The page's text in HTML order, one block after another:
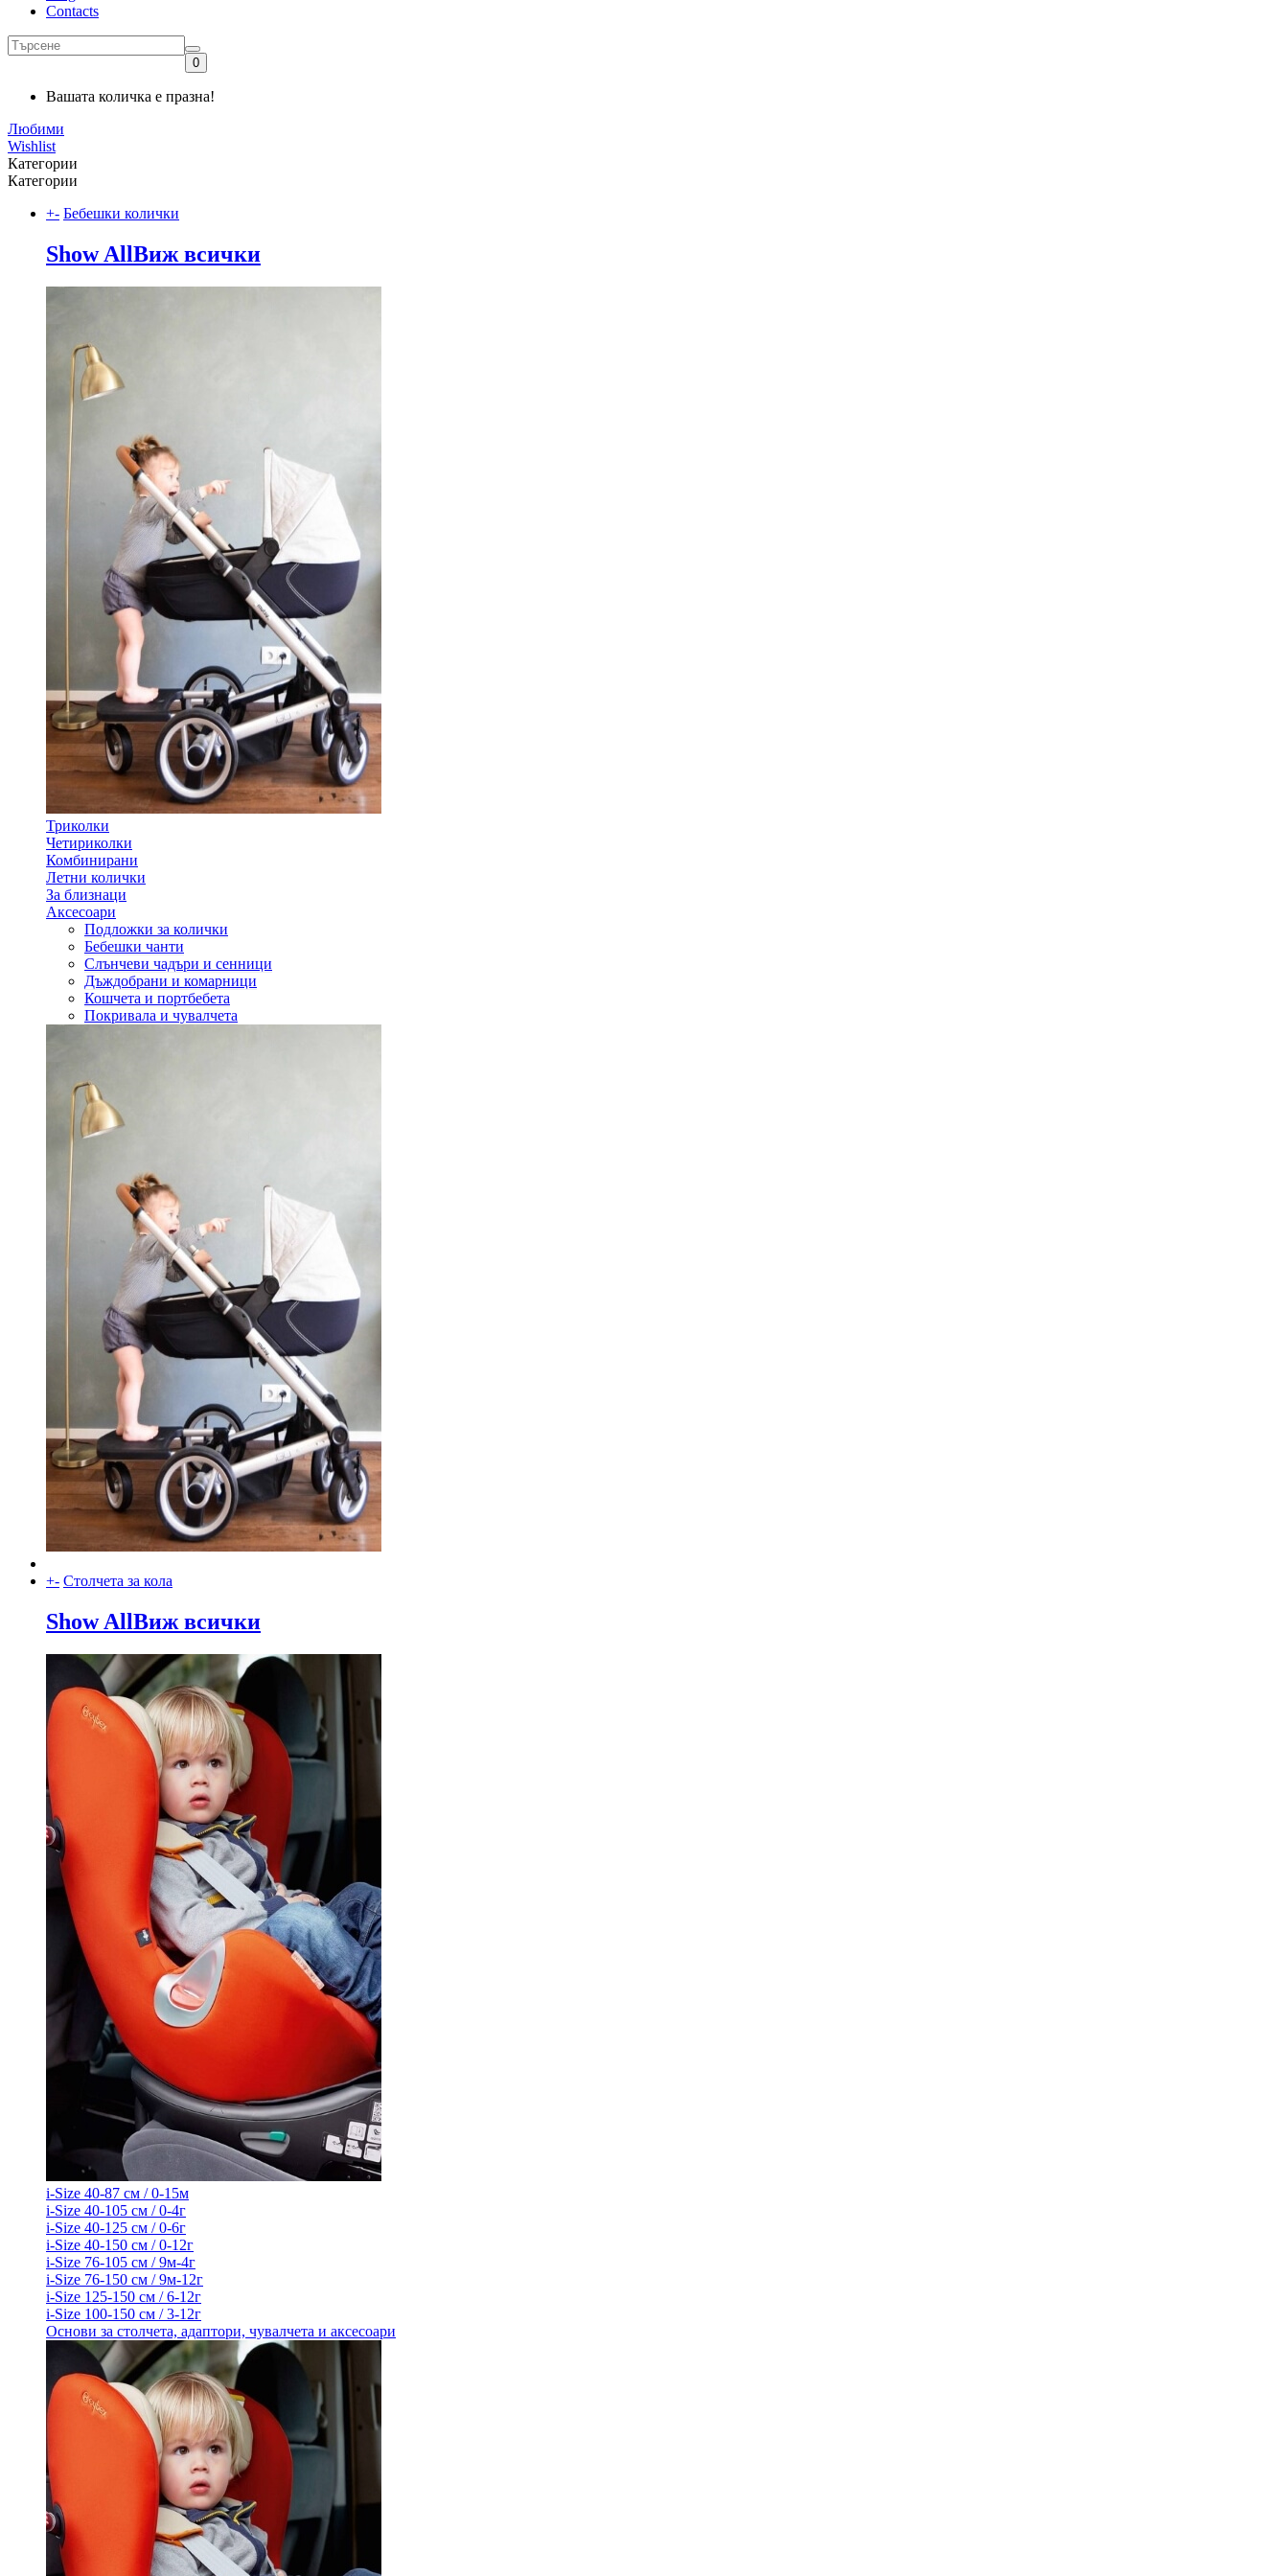
Contacts
0
Вашата количка е празна!
Любими
Wishlist
Категории
Категории
+- Бебешки колички
Show AllВиж всички
Триколки
Четириколки
Комбинирани
Летни колички
За близнаци
Аксесоари
Подложки за колички
Бебешки чанти
Слънчеви чадъри и сенници
Дъждобрани и комарници
Кошчета и портбебета
Покривала и чувалчета
+- Столчета за кола
Show AllВиж всички
i-Size 40-87 см / 0-15м
i-Size 40-105 см / 0-4г
i-Size 40-125 см / 0-6г
i-Size 40-150 см / 0-12г
i-Size 76-105 см / 9м-4г
i-Size 76-150 см / 9м-12г
i-Size 125-150 см / 6-12г
i-Size 100-150 см / 3-12г
Основи за столчета, адаптори, чувалчета и аксесоари